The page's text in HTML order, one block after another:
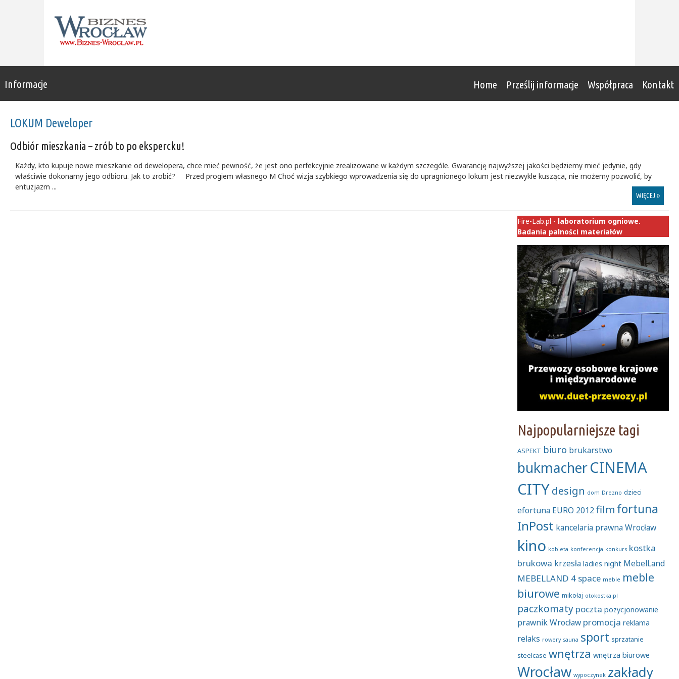
Informacje Home Prześlij informacje Współpraca Kontakt
LOKUM Deweloper
Odbiór mieszkania – zrób to po ekspercku!
Każdy, kto kupuje nowe mieszkanie od dewelopera, chce mieć pewność, że jest ono perfekcyjnie zrealizowane w każdym szczególe. Gwarancję najwyższej jakości będziemy mieć jedynie, gdy
właściwie dokonamy jego odbioru. Jak to zrobić? Przed progiem własnego M Choć wizja szybkiego wprowadzenia się do upragnionego lokum jest niezwykle kusząca, nie możemy pozwolić, by
entuzjazm ...
WIĘCEJ »
Fire-Lab.pl - laboratorium ogniowe.
Badania palności materiałów
Najpopularniejsze tagi
ASPEKT biuro brukarstwo
bukmacherCINEMA
CITYdesign dom Drezno dzieci
efortuna EURO 2012film fortuna
InPost kancelaria prawna Wrocław
kino kobieta konferencja konkurs kostka
brukowa krzesła ladies night MebelLand
MEBELLAND 4 space meble meble
biurowe mikołaj otokostka.pl
paczkomaty poczta pozycjonowanie
prawnik Wrocław promocja reklama
relaks rowery sauna sport sprzatanie
steelcase wnętrza wnętrza biurowe
Wrocław wypoczynek zakłady